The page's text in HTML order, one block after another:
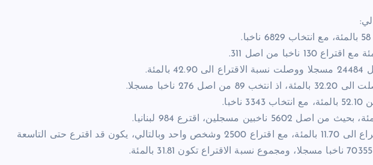
ناخبا مسجلا.
– في اميركا الشمالية: وصلت نسبة الاقتراع الى 11.70 بالمئة، مع اقتراع 2500 وشخص واحد وبالتالي، يكون قد اقترع حتى التاسعة